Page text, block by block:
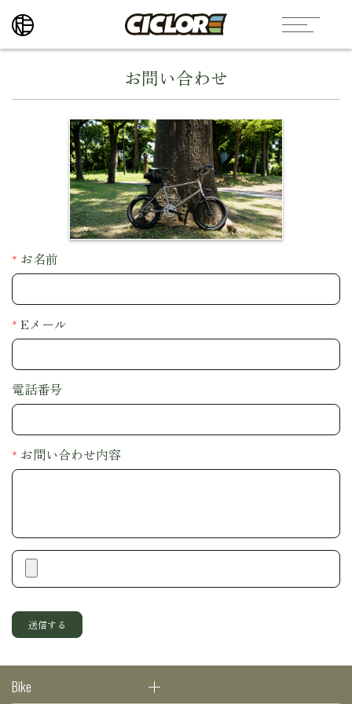
お問い合わせ
お名前
Eメール
電話番号
お問い合わせ内容
送信する
Bike